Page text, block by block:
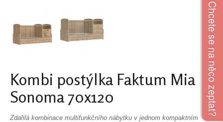
Kombi postýlka Faktum Mia
Sonoma 70x120
Zdařilá kombinace multifunkčního nábytku v jednom kompaktním
Chcete se na něco zeptat?